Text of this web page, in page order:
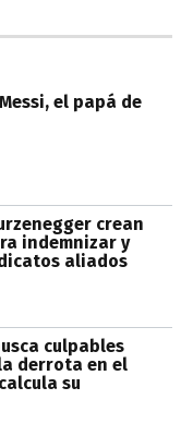
el papá de
crean
indemnizar y
aliados
culpables
derrota en el
su